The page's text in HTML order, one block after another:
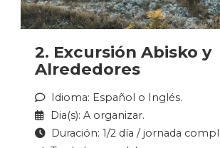
2. Excursión Abisko y
Alrededores
Idioma: Español o Inglés.
Dia(s): A organizar.
Duración: 1/2 día / jornada